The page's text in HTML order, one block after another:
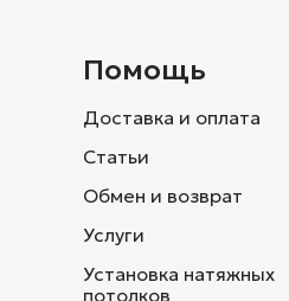
Помощь
Доставка и оплата
Статьи
Обмен и возврат
Услуги
Установка натяжных
потолков